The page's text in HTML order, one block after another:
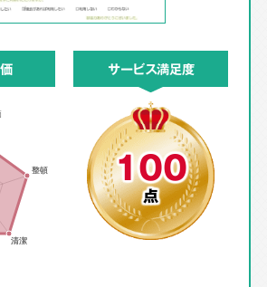
サービス満足度
100
点